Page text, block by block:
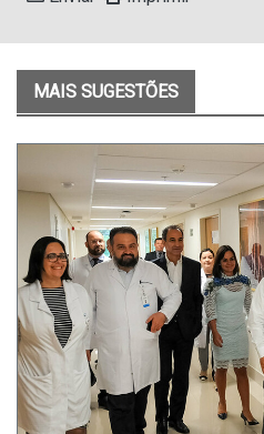
MAIS SUGESTÕES